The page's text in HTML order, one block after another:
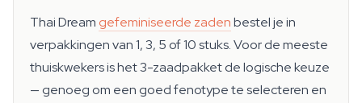
Thai Dream gefeminiseerde zadenbestel je in
verpakkingen van 1, 3, 5 of 10 stuks. Voor de meeste
thuiskwekers is het 3-zaadpakket de logische keuze
— genoeg om een goed fenotype te selecteren en